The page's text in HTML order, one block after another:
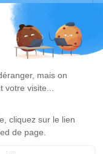
souvenirs, une
des
un lieu
de Guy
est
rends hommage